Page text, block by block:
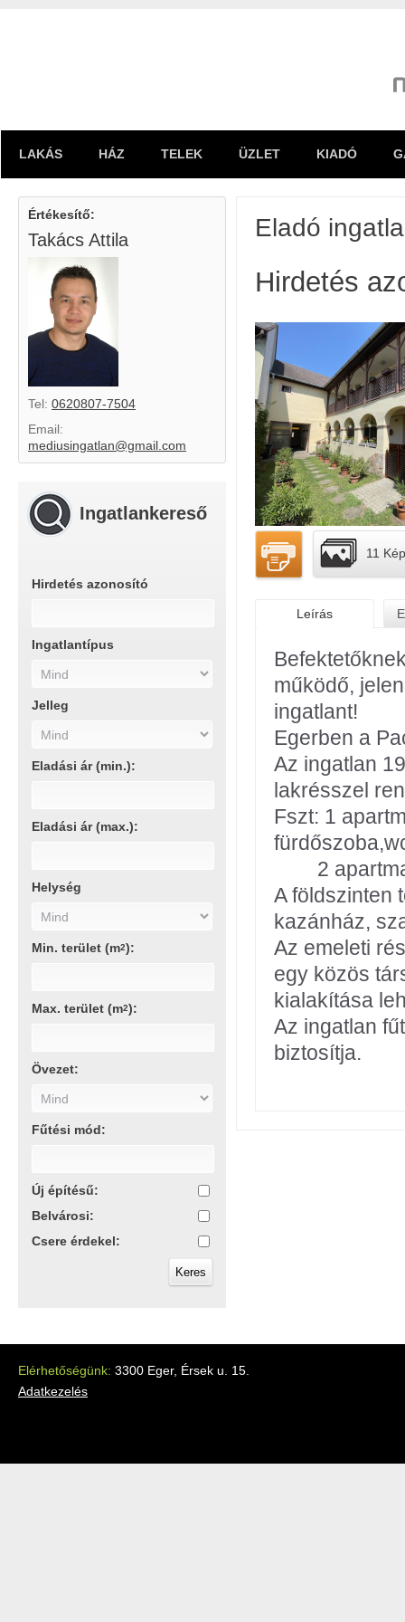
LAKÁS HÁZ TELEK ÜZLET KIADÓ
Értékesítő:
Takács Attila
Tel: 0620807-7504
Email:
mediusingatlan@gmail.com
Ingatlankereső
Hirdetés azonosító
Ingatlantípus
Jelleg
Eladási ár (min.):
Eladási ár (max.):
Helység
Min. terület (m2):
Max. terület (m2):
Övezet:
Fűtési mód:
Új építésű:
Belvárosi:
Csere érdekel:
Eladó
Hirdetés
11 Kép
Leírás
működő,
ingatlant!
Egerben a
Az ingatlan
lakrésszel
Fszt: 1
2
A földszinten
kazánház,
Az emeleti
egy közös
kialakítása
Az ingatlan
biztosítja.
Elérhetőségünk: 3300 Eger, Érsek u. 15.
Adatkezelés